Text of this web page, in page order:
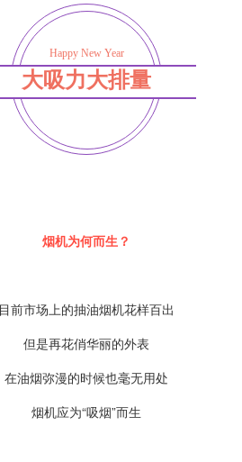
Happy New Year
大吸力大排量
烟机为何而生？
前市场上的抽油烟机花样百出
但是再花俏华丽的外表
在油烟弥漫的时候也毫无用处
烟机应为“吸烟”而生